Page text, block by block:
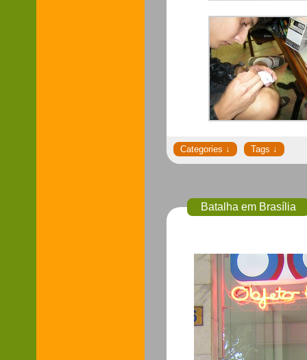
Batalha em Brasília